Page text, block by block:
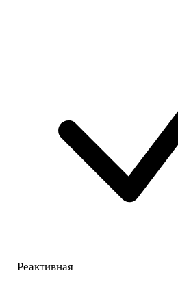
Реактивная